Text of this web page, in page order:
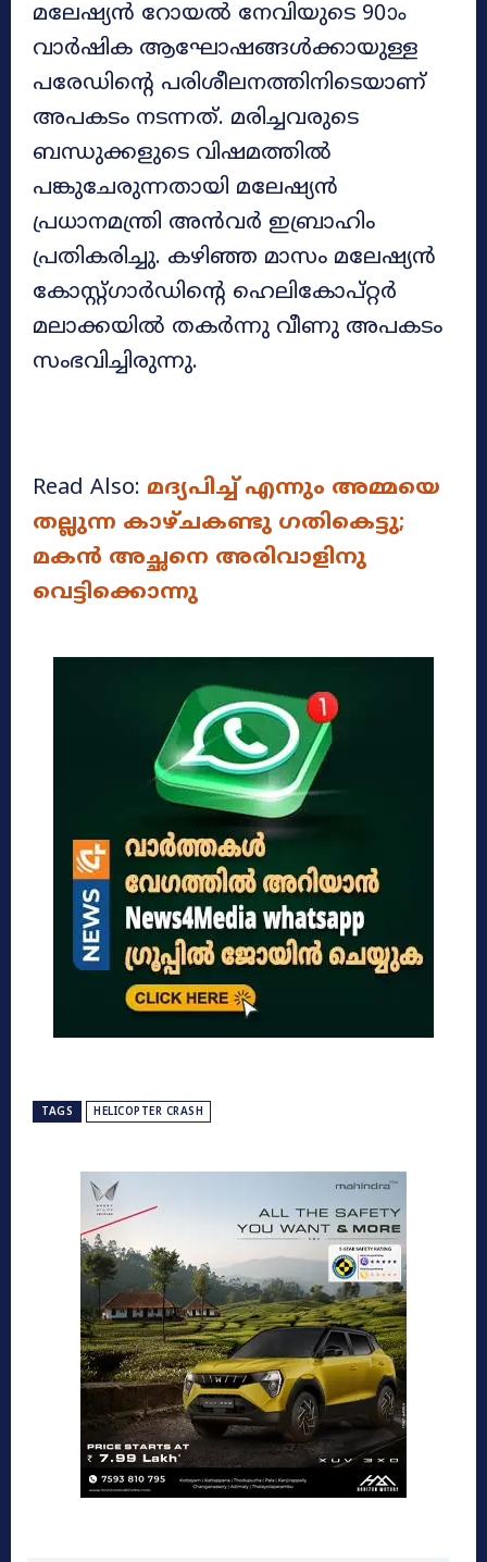
മലേഷ്യൻ റോയൽ നേവിയുടെ 90ാം
വാർഷിക ആഘോഷങ്ങൾക്കായുള്ള
പരേഡിന്റെ പരിശീലനത്തിനിടെയാണ്
അപകടം നടന്നത്. മരിച്ചവരുടെ
ബന്ധുക്കളുടെ വിഷമത്തിൽ
പങ്കുചേരുന്നതായി മലേഷ്യൻ
പ്രധാനമന്ത്രി അൻവർ ഇബ്രാഹിം
പ്രതികരിച്ചു. കഴിഞ്ഞ മാസം മലേഷ്യൻ
കോസ്റ്റ്ഗാർഡിന്റെ ഹെലികോപ്റ്റർ
മലാക്കയിൽ തകർന്നു വീണു അപകടം
സംഭവിച്ചിരുന്നു.
Read Also: മദ്യപിച്ച് എന്നും അമ്മയെ
തല്ലുന്ന കാഴ്ചകണ്ടു ഗതികെട്ടു;
മകൻ അച്ഛനെ അരിവാളിനു
വെട്ടിക്കൊന്നു
TAGS HELICOPTER CRASH